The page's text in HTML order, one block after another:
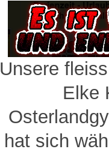
Unsere
Elke
hat sich